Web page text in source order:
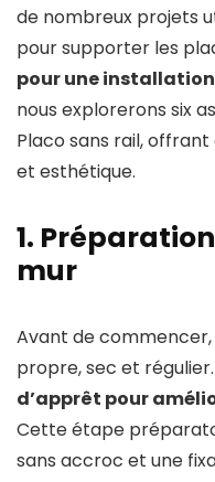
de nombreux projets
pour supporter les
pour une
nous explorerons six
Placo sans rail,
et esthétique.
1.
mur
Avant de
propre, sec et
d’apprêt pour
Cette étape
sans accroc et une